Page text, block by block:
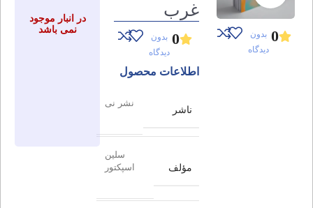
0 بدون
دیدگاه
غرب
0 بدون
دیدگاه
اطلاعات محصول
ناشر
نشر نی
مؤلف
سلین
اسپکتور
در انبار موجود
نمی باشد